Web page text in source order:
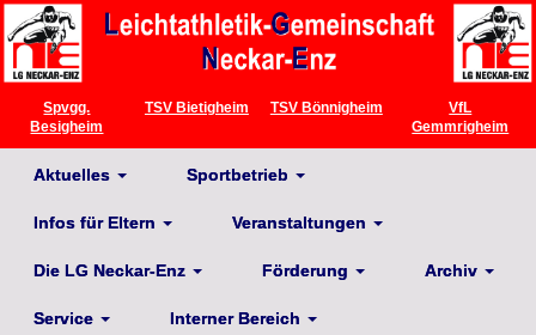
Spvgg.
Besigheim
TSV Bietigheim TSV Bönnigheim
VfL
Gemmrigheim
Aktuelles Sportbetrieb
Infos für Eltern Veranstaltungen
Die LG Neckar-Enz Förderung Archiv
Service Interner Bereich